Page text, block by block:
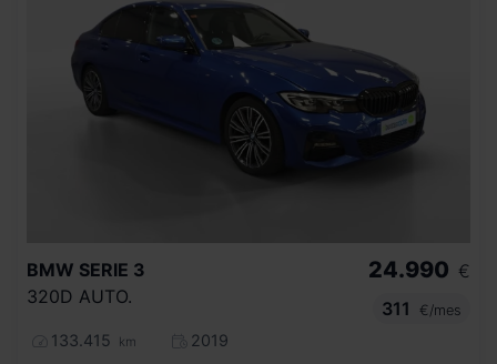
BMW SERIE 3
320D AUTO.
133.415 km
2019
24.990 €
311
€/mes